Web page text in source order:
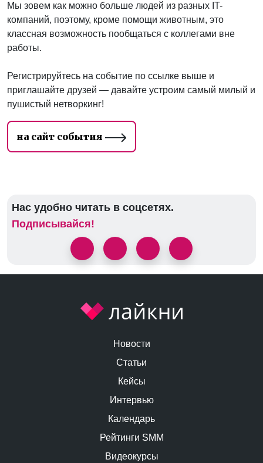
Мы зовем как можно больше людей из разных IT-
компаний, поэтому, кроме помощи животным, это
классная возможность пообщаться с коллегами вне
работы.
Регистрируйтесь на событие по ссылке выше и
приглашайте друзей — давайте устроим самый милый и
пушистый нетворкинг!
на сайт события
Нас удобно читать в соцсетях.
Подписывайся!
Новости
Статьи
Кейсы
Интервью
Календарь
Рейтинги SMM
Видеокурсы